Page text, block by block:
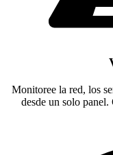
Monitoree la red, los
desde un solo